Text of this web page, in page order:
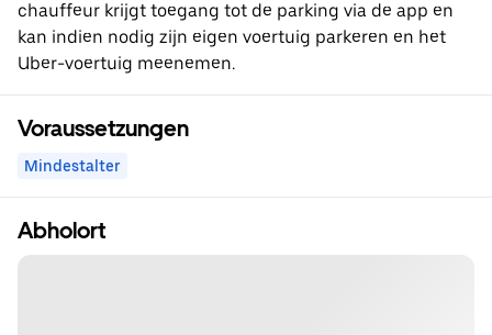
chauffeur krijgt toegang tot de parking via de app en
kan indien nodig zijn eigen voertuig parkeren en het
Uber-voertuig meenemen.
Voraussetzungen
Mindestalter
Abholort